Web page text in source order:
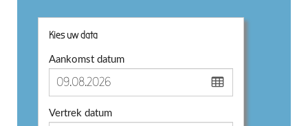
Kies uw data
Aankomst datum
Vertrek datum